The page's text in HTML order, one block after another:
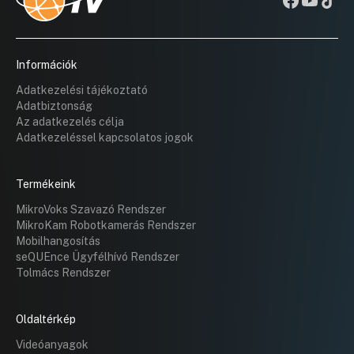
Információk
Adatkezelési tájékoztató
Adatbiztonság
Az adatkezelés célja
Adatkezeléssel kapcsolatos jogok
Termékeink
MikroVoks Szavazó Rendszer
MikroKam Robotkamerás Rendszer
Mobilhangosítás
seQUEnce Ügyfélhívó Rendszer
Tolmács Rendszer
Oldaltérkép
Videóanyagok